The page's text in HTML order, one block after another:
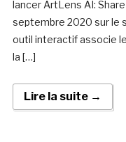
lancer ArtLens AI:
septembre 2020 sur le
outil interactif associe
la […]
Lire la suite →